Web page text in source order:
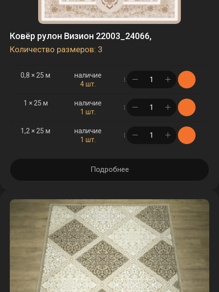
Ковёр рулон Визион 22003_24066,
Количество размеров: 3
0,8 × 25 м
наличие
4 шт.
в корзине
1 × 25 м
наличие
1 шт.
в корзине
1,2 × 25 м
наличие
1 шт.
в корзине
Подробнее